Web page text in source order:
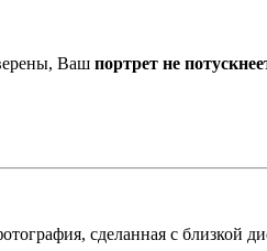
Ваш портрет не
сделанная с близкой